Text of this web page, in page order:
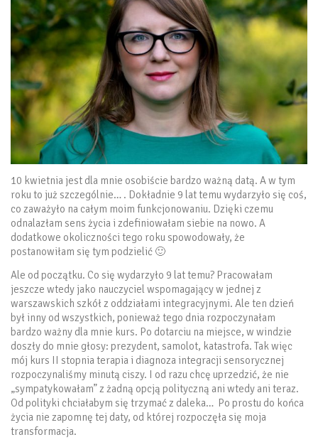
10 kwietnia jest dla mnie osobiście bardzo ważną datą. A w tym
roku to już szczególnie… . Dokładnie 9 lat temu wydarzyło się coś,
co zaważyło na całym moim funkcjonowaniu. Dzięki czemu
odnalazłam sens życia i zdefiniowałam siebie na nowo. A
dodatkowe okoliczności tego roku spowodowały, że
postanowiłam się tym podzielić 🙂
Ale od początku. Co się wydarzyło 9 lat temu? Pracowałam
jeszcze wtedy jako nauczyciel wspomagający w jednej z
warszawskich szkół z oddziałami integracyjnymi. Ale ten dzień
był inny od wszystkich, ponieważ tego dnia rozpoczynałam
bardzo ważny dla mnie kurs. Po dotarciu na miejsce, w windzie
doszły do mnie głosy: prezydent, samolot, katastrofa. Tak więc
mój kurs II stopnia terapia i diagnoza integracji sensorycznej
rozpoczynaliśmy minutą ciszy. I od razu chcę uprzedzić, że nie
„sympatykowałam” z żadną opcją polityczną ani wtedy ani teraz.
Od polityki chciałabym się trzymać z daleka… Po prostu do końca
życia nie zapomnę tej daty, od której rozpoczęła się moja
transformacja.